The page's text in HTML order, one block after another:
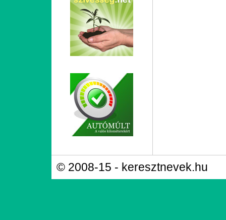
© 2008-15 - keresztnevek.hu